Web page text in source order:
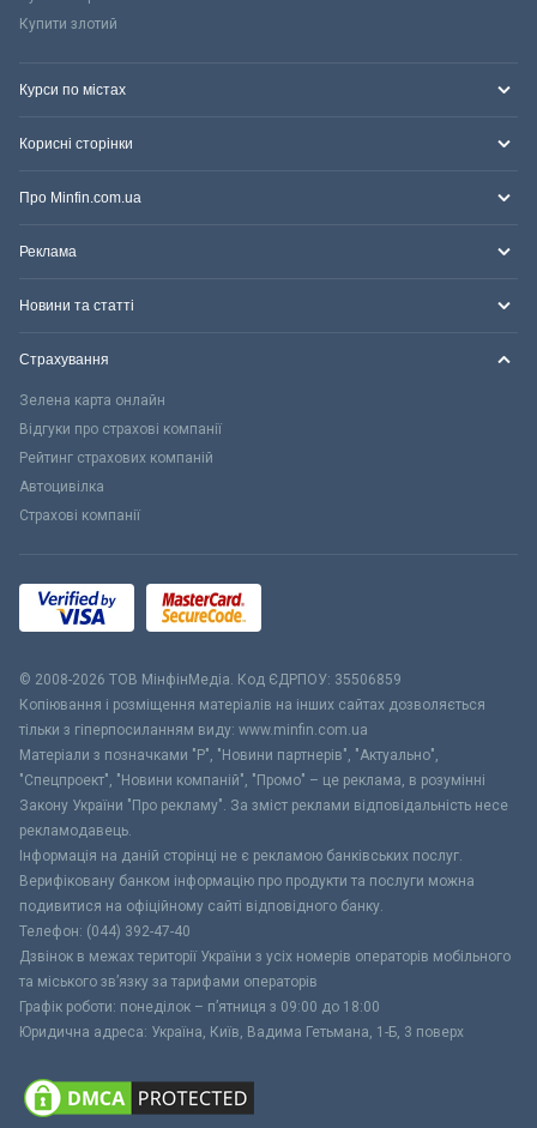
Купити злотий
Курси по містах
Корисні сторінки
Про Minfin.com.ua
Реклама
Новини та статті
Страхування
Зелена карта онлайн
Відгуки про страхові компанії
Рейтинг страхових компаній
Автоцивілка
Страхові компанії
© 2008-2026 ТОВ МiнфiнМедiа. Код ЄДРПОУ: 35506859
Копіювання і розміщення матеріалів на інших сайтах дозволяється
тільки з гіперпосиланням виду: www.minfin.com.ua
Матеріали з позначками "Р", "Новини партнерів", "Актуально",
"Спецпроект", "Новини компаній", "Промо" – це реклама, в розумінні
Закону України "Про рекламу". За зміст реклами відповідальність несе
рекламодавець.
Інформація на даній сторінці не є рекламою банківських послуг.
Верифіковану банком інформацію про продукти та послуги можна
подивитися на офіційному сайті відповідного банку.
Телефон: (044) 392-47-40
Дзвінок в межах території України з усіх номерів операторів мобільного
та міського зв’язку за тарифами операторів
Графік роботи: понеділок – п’ятниця з 09:00 до 18:00
Юридична адреса: Україна, Київ, Вадима Гетьмана, 1-Б, 3 поверх